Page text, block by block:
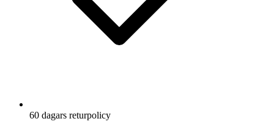
60 dagars returpolicy